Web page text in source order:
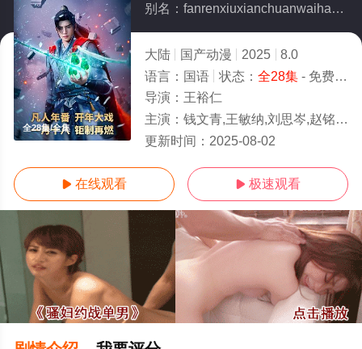
全28集/全集
别名：fanrenxiuxianchuanwaihaifengyun
大陆 国产动漫 2025
8.0
语言： 国语 状态： 全28集- 免费在线观看
导演： 王裕仁
主演： 钱文青,王敏纳,刘思岑,赵铭洲,王秋明,,周健,巴赫,林强,高启帆,张铎,黎筱濛,李楠
更新时间： 2025-08-02
 在线观看  极速观看